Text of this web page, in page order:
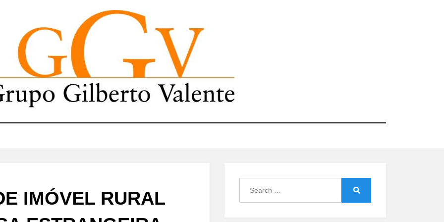
IMÓVEL RURAL